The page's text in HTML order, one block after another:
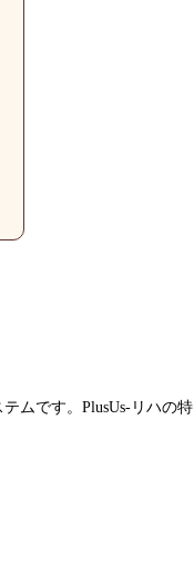
ムです。PlusUs-リハの特